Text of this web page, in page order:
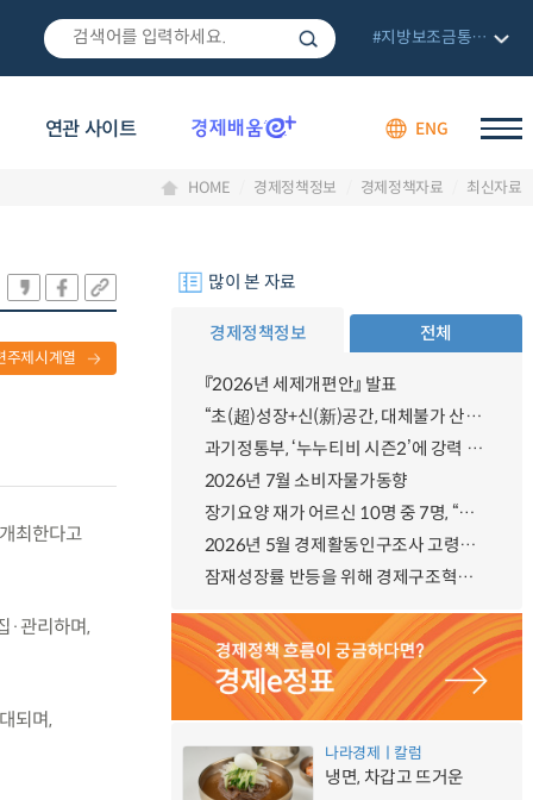
연관 사이트 ENG
#지방보조금통합관리망
HOME 경제정책정보 경제정책자료 최신자료
주제시계열
최한다고
·관리하며,
되며,
많이 본 자료
경제정책정보 전체
『2026년 세제개편안』 발표
“초(超)성장+신(新)공간, 대체불가 산업강국”
과기정통부, ‘누누티비 시즌2’에 강력 대응 의지 밝혀
2026년 7월 소비자물가동향
장기요양 재가 어르신 10명 중 7명, “아파도 살던 집에서 살겠다” 「2025년 장기요양실태조사」 결과 발표
2026년 5월 경제활동인구조사 고령층 부가조사 결과
잠재성장률 반등을 위해 경제구조혁신에 총력, 국가자산 관리체계 대전환
나라경제ㅣ칼럼
냉면, 차갑고 뜨거운